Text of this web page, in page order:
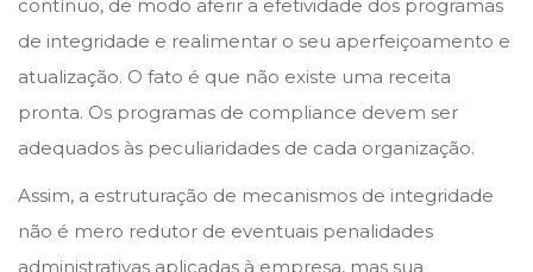
contínuo, de modo aferir a efetividade dos programas
de integridade e realimentar o seu aperfeiçoamento e
atualização. O fato é que não existe uma receita
pronta. Os programas de compliance devem ser
adequados às peculiaridades de cada organização.
Assim, a estruturação de mecanismos de integridade
não é mero redutor de eventuais penalidades
administrativas aplicadas à empresa, mas sua